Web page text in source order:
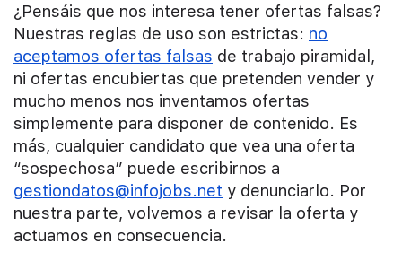
¿Pensáis que nos interesa tener ofertas falsas?
Nuestras reglas de uso son estrictas: no
aceptamos ofertas falsas de trabajo piramidal,
ni ofertas encubiertas que pretenden vender y
mucho menos nos inventamos ofertas
simplemente para disponer de contenido. Es
más, cualquier candidato que vea una oferta
“sospechosa” puede escribirnos a
gestiondatos@infojobs.net y denunciarlo. Por
nuestra parte, volvemos a revisar la oferta y
actuamos en consecuencia.